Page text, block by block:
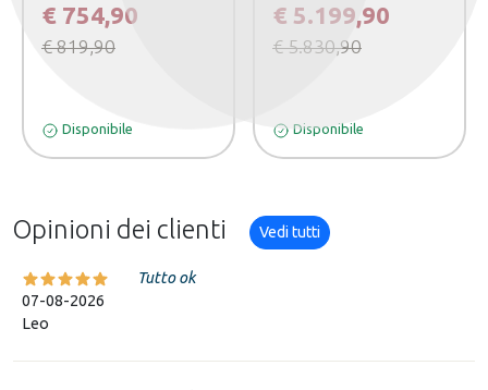
€ 754,90
€ 819,90
Disponibile
€ 5.199,90
€ 5.830,90
Disponibile
Opinioni dei clienti Vedi tutti
07-08-2026
Leo
Tutto ok